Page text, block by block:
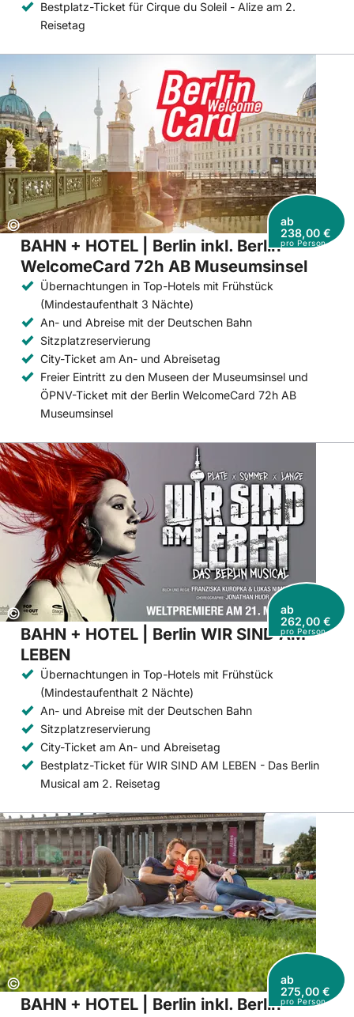
Bestplatz-Ticket für Cirque du Soleil - Alize am 2.
Reisetag
Copyright:
©
ab
238,00 €
pro Person
BAHN + HOTEL | Berlin inkl. Berlin
WelcomeCard 72h AB Museumsinsel
Übernachtungen in Top-Hotels mit Frühstück
(Mindestaufenthalt 3 Nächte)
An- und Abreise mit der Deutschen Bahn
Sitzplatzreservierung
City-Ticket am An- und Abreisetag
Freier Eintritt zu den Museen der Museumsinsel und
ÖPNV-Ticket mit der Berlin WelcomeCard 72h AB
Museumsinsel
Copyright:
©
ab
262,00 €
pro Person
BAHN + HOTEL | Berlin WIR SIND AM
LEBEN
Übernachtungen in Top-Hotels mit Frühstück
(Mindestaufenthalt 2 Nächte)
An- und Abreise mit der Deutschen Bahn
Sitzplatzreservierung
City-Ticket am An- und Abreisetag
Bestplatz-Ticket für WIR SIND AM LEBEN - Das Berlin
Musical am 2. Reisetag
Copyright:
©
ab
275,00 €
pro Person
BAHN + HOTEL | Berlin inkl. Berlin